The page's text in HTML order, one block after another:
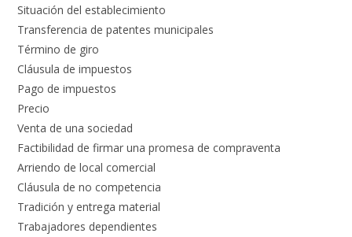
Situación del establecimiento
Transferencia de patentes municipales
Término de giro
Cláusula de impuestos
Pago de impuestos
Precio
Venta de una sociedad
Factibilidad de firmar una promesa de compraventa
Arriendo de local comercial
Cláusula de no competencia
Tradición y entrega material
Trabajadores dependientes